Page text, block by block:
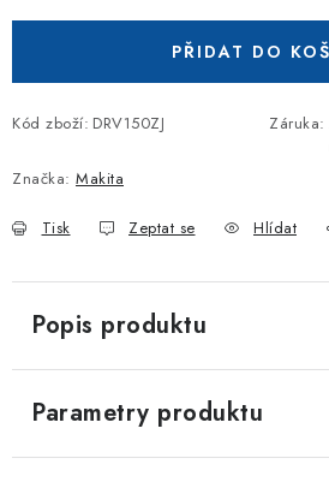
PŘIDAT DO
Kód zboží: DRV150ZJ Záruka:
Značka: Makita
Tisk Zeptat se Hlídat
Popis produktu
Parametry produktu